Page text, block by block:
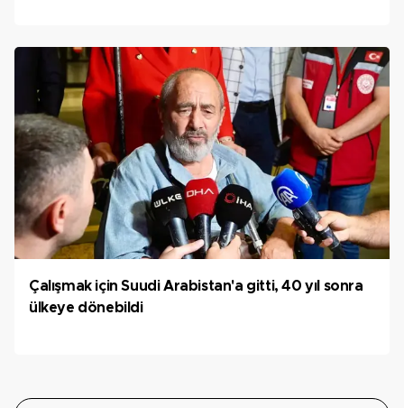
Çalışmak için Suudi Arabistan'a gitti, 40 yıl sonra
ülkeye dönebildi